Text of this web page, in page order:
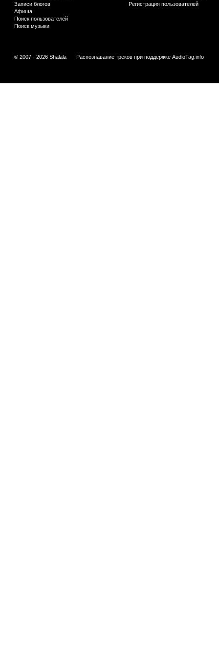
Записи блогов
Афиша
Поиск пользователей
Поиск музыки
Регистрация пользователей
© 2007 - 2026 Shalala Распознавание треков при поддержке AudioTag.info